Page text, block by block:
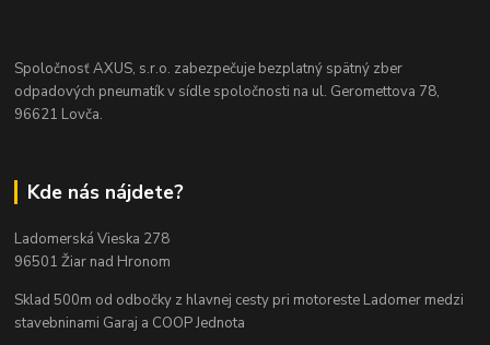
Spoločnosť AXUS, s.r.o. zabezpečuje bezplatný spätný zber
odpadových pneumatík v sídle spoločnosti na ul. Geromettova 78,
96621 Lovča.
Kde nás nájdete?
Ladomerská Vieska 278
96501 Žiar nad Hronom
Sklad 500m od odbočky z hlavnej cesty pri motoreste Ladomer medzi
stavebninami Garaj a COOP Jednota